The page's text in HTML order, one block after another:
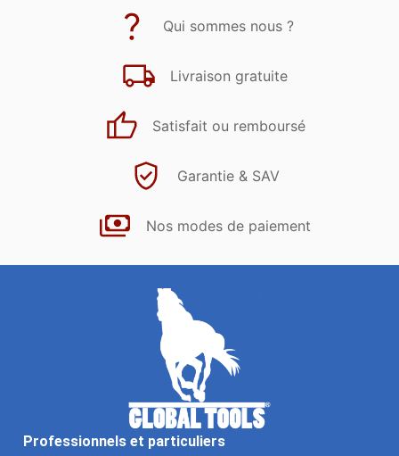
Qui sommes nous ?
Livraison gratuite
Satisfait ou remboursé
Garantie & SAV
Nos modes de paiement
Professionnels et particuliers